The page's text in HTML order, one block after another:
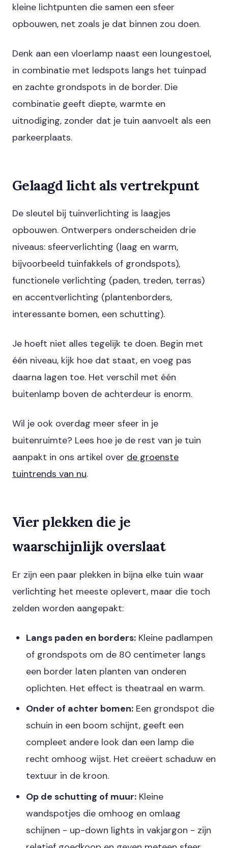
kleine lichtpunten die samen een sfeer
opbouwen, net zoals je dat binnen zou doen.
Denk aan een vloerlamp naast een loungestoel,
in combinatie met ledspots langs het tuinpad
en zachte grondspots in de border. Die
combinatie geeft diepte, warmte en
uitnodiging, zonder dat je tuin aanvoelt als een
parkeerplaats.
Gelaagd licht als vertrekpunt
De sleutel bij tuinverlichting is laagjes
opbouwen. Ontwerpers onderscheiden drie
niveaus: sfeerverlichting (laag en warm,
bijvoorbeeld tuinfakkels of grondspots),
functionele verlichting (paden, treden, terras)
en accentverlichting (plantenborders,
interessante bomen, een schutting).
Je hoeft niet alles tegelijk te doen. Begin met
één niveau, kijk hoe dat staat, en voeg pas
daarna lagen toe. Het verschil met één
buitenlamp boven de achterdeur is enorm.
Wil je ook overdag meer sfeer in je
buitenruimte? Lees hoe je de rest van je tuin
aanpakt in ons artikel over de groenste
tuintrends van nu.
Vier plekken die je
waarschijnlijk overslaat
Er zijn een paar plekken in bijna elke tuin waar
verlichting het meeste oplevert, maar die toch
zelden worden aangepakt:
Langs paden en borders:Kleine padlampen
of grondspots om de 80 centimeter langs
een border laten planten van onderen
oplichten. Het effect is theatraal en warm.
Onder of achter bomen:Een grondspot die
schuin in een boom schijnt, geeft een
compleet andere look dan een lamp die
recht omhoog wijst. Het creëert schaduw en
textuur in de kroon.
Op de schutting of muur:Kleine
wandspotjes die omhoog en omlaag
schijnen - up-down lights in vakjargon - zijn